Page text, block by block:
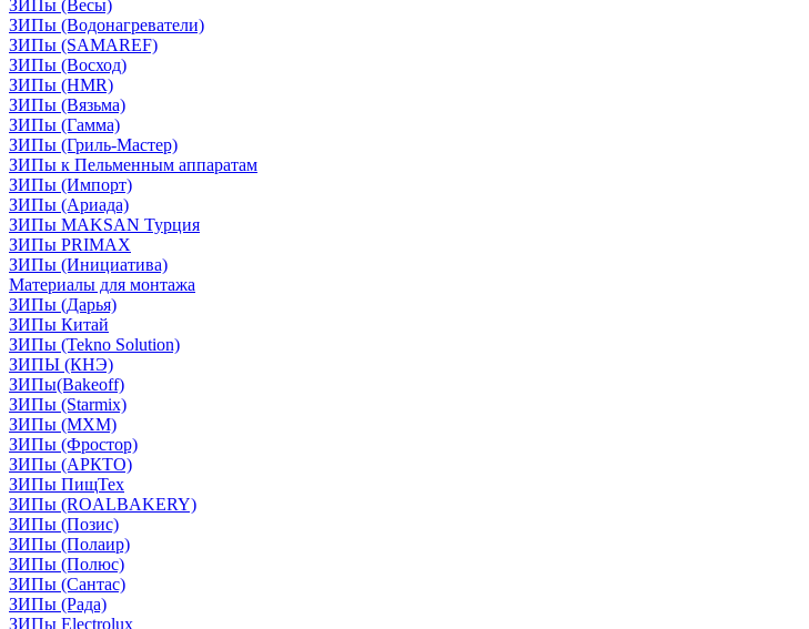
ЗИПы (Весы)
ЗИПы (Водонагреватели)
ЗИПы (SAMAREF)
ЗИПы (Восход)
ЗИПы (HMR)
ЗИПы (Вязьма)
ЗИПы (Гамма)
ЗИПы (Гриль-Мастер)
ЗИПы к Пельменным аппаратам
ЗИПы (Импорт)
ЗИПы (Ариада)
ЗИПы MAKSAN Турция
ЗИПы PRIMAX
ЗИПы (Инициатива)
Материалы для монтажа
ЗИПы (Дарья)
ЗИПы Китай
ЗИПы (Tekno Solution)
ЗИПЫ (КНЭ)
ЗИПы(Bakeoff)
ЗИПы (Starmix)
ЗИПы (МХМ)
ЗИПы (Фростор)
ЗИПы (АРКТО)
ЗИПы ПищТех
ЗИПы (ROALBAKERY)
ЗИПы (Позис)
ЗИПы (Полаир)
ЗИПы (Полюс)
ЗИПы (Сантас)
ЗИПы (Рада)
ЗИПы Electrolux